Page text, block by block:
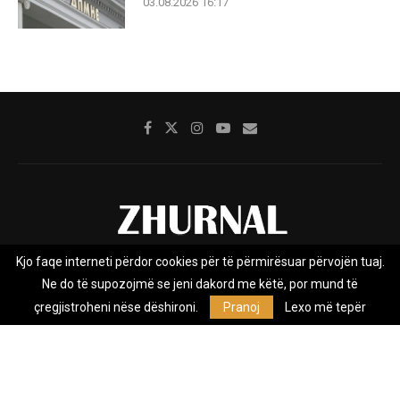
Rreth nesh Impresumi Marketing
Privacy Policy
Zhurnal.mk është Agjenci e Lajmeve e pavarur, e themeluar në vitin
Kjo faqe interneti përdor cookies për të përmirësuar përvojën tuaj.
Ne do të supozojmë se jeni dakord me këtë, por mund të
çregjistroheni nëse dëshironi.
Pranoj Lexo më tepër